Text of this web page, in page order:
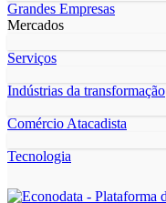
Grandes Empresas
Mercados
Serviços
Indústrias da transformação
Comércio Atacadista
Tecnologia